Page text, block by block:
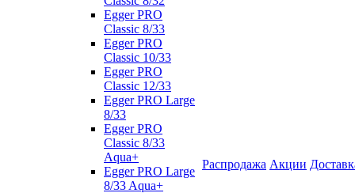
Egger PRO
Classic 8/33
Egger PRO
Classic 10/33
Egger PRO
Classic 12/33
Egger PRO Large
8/33
Egger PRO
Classic 8/33
Aqua+
Egger PRO Large
8/33 Aqua+
Распродажа Акции